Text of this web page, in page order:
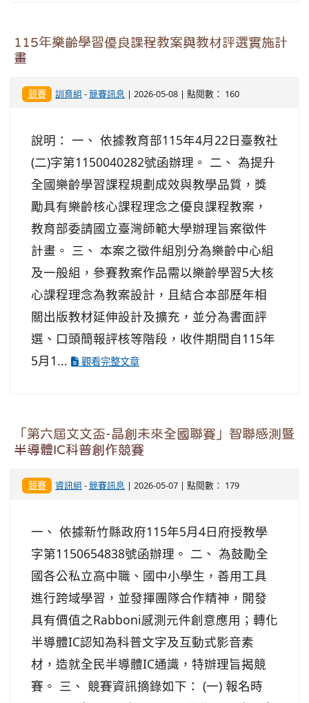
115年樂齡學習優良課程教案與教材評選實施計
畫
競賽 訓育組 -競賽訊息 | 2026-05-08 | 點閱數： 160
說明： 一、 依據教育部115年4月22日臺教社
(二)字第1150040282號函辦理。 二、 為提升
全國樂齡學習課程規劃成效與教學品質，獎
勵具有樂齡核心課程理念之優良課程教案，
教育部委請國立臺灣師範大學辦理旨案徵件
計畫。 三、 本案之徵件組別分為樂齡中心組
及一般組，參賽教案作品需以樂齡學習5大核
心課程理念為教案設計，且結合本部歷年相
關出版教材延伸設計及擴充，並分為書面評
選、口頭簡報評核等階段，收件期間自115年
5月1...
觀看完整文章
「第六屆文文盃-晶創未來全國聯賽」智聯感測暨
半導體IC科普創作競賽
競賽 資訊組 -競賽訊息 | 2026-05-07 | 點閱數： 179
一、 依據新竹縣政府115年5月4日府授教學
字第1150654838號函辦理。 二、 為鼓勵全
國各公私立高中職、國中小學生，善用工具
進行跨域學習，並發揮團隊合作精神，開發
具有價值之Rabboni感測元件創意應用；轉化
半導體IC認知為科普文字及互動式影音素
材，造就全民半導體IC通識，特辦理旨揭競
賽。 三、 競賽資訊摘錄如下： (一) 報名時